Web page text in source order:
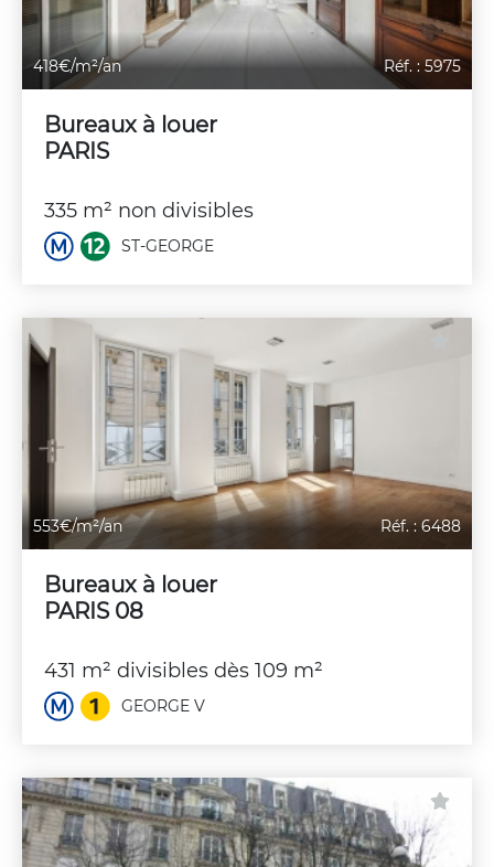
418€/m²/an Réf. : 5975
Bureaux à louer
PARIS
335 m² non divisibles
ST-GEORGE
553€/m²/an Réf. : 6488
Bureaux à louer
PARIS 08
431 m² divisibles dès 109 m²
GEORGE V